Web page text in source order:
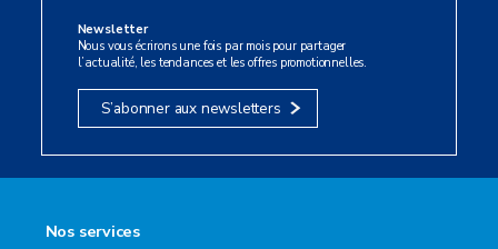
Newsletter
Nous vous écrirons une fois par mois pour partager
l’actualité, les tendances et les offres promotionnelles.
S’abonner aux newsletters
Nos services